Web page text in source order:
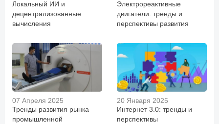
Локальный ИИ и
децентрализованные
вычисления
Электрореактивные
двигатели: тренды и
перспективы развития
07 Апреля 2025
Тренды развития рынка
промышленной
20 Января 2025
Интернет 3.0: тренды и
перспективы